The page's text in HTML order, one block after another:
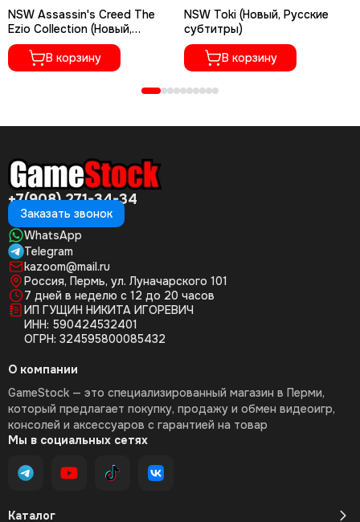
NSW Assassin's Creed The
Ezio Collection (Новый,
Полностью на русском
языке)В корзину
NSW Toki (Новый, Русские
субтитры)
В корзину
+7(908) 271-34-34
Заказать звонок
WhatsApp
Telegram
kazoom@mail.ru
Россия, Пермь, ул. Луначарского 101
7 дней в неделю с 12 до 20 часов
ИП ГУЩИН НИКИТА ИГОРЕВИЧ
ИНН: 590424532401
ОГРН: 324595800085432
Каталог
О компании
GameStock — это специализированный магазин в Перми,
который предлагает покупку, продажу и обмен видеоигр,
консолей и аксессуаров с гарантией на товар
Мы в социальных сетях